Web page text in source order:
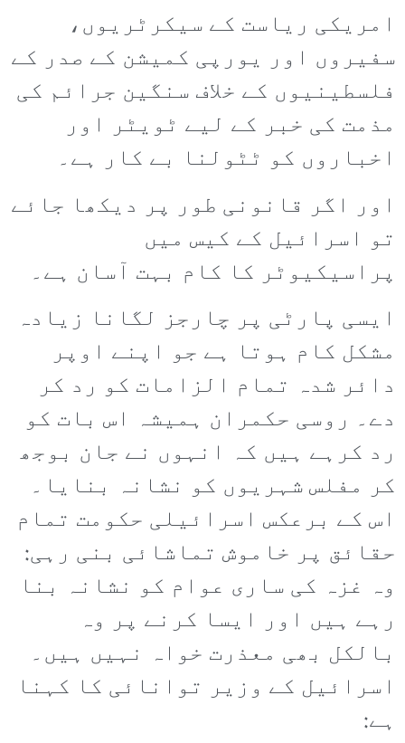
امریکی ریاست کے سیکرٹریوں،
سفیروں اور یورپی کمیشن کے صدر کے
فلسطینیوں کے خلاف سنگین جرائم کی
مذمت کی خبر کے لیے ٹویٹر اور
اخباروں کو ٹٹولنا بے کار ہے۔
اور اگر قانونی طور پر دیکھا جائے
تو اسرائیل کے کیس میں
پراسیکیوٹر کا کام بہت آسان ہے۔
ایسی پارٹی پر چارجز لگانا زیادہ
مشکل کام ہوتا ہے جو اپنے اوپر
دائر شدہ تمام الزامات کو رد کر
دے۔ روسی حکمران ہمیشہ اس بات کو
رد کرہے ہیں کہ انہوں نے جان بوجھ
کر مفلس شہریوں کو نشانہ بنایا۔
اس کے برعکس اسرائیلی حکومت تمام
حقائق پر خاموش تماشائی بنی رہی:
وہ غزہ کی ساری عوام کو نشانہ بنا
رہے ہیں اور ایسا کرنے پر وہ
بالکل بھی معذرت خواہ نہیں ہیں۔
اسرائیل کے وزیر توانائی کا کہنا
ہے: